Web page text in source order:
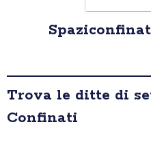
Trova le ditte di
Confinati